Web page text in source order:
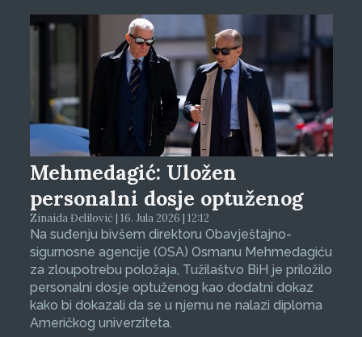
Mehmedagić: Uložen
personalni dosje optuženog
Zinaida Đelilović | 16. Jula 2026 | 12:12
Na suđenju bivšem direktoru Obavještajno-
sigurnosne agencije (OSA) Osmanu Mehmedagiću
za zloupotrebu položaja, Tužilaštvo BiH je priložilo
personalni dosje optuženog kao dodatni dokaz
kako bi dokazali da se u njemu ne nalazi diploma
Američkog univerziteta.